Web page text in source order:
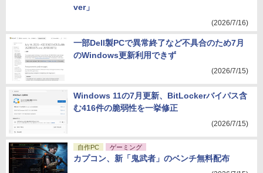
ver」
(2026/7/16)
一部Dell製PCで異常終了など不具合のため7月
のWindows更新利用できず
(2026/7/15)
Windows 11の7月更新、BitLockerバイパス含
む416件の脆弱性を一挙修正
(2026/7/15)
自作PC ゲーミング
カプコン、新「鬼武者」のベンチ無料配布